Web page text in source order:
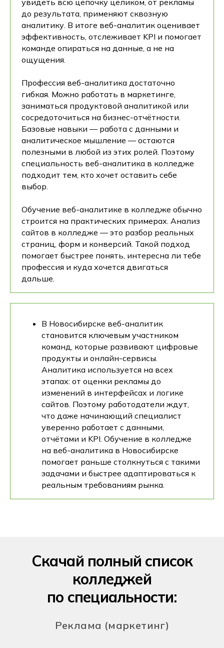
увидеть всю цепочку целиком, от рекламы
до результата, применяют сквозную
аналитику. В итоге веб-аналитик оценивает
эффективность, отслеживает KPI и помогает
команде опираться на данные, а не на
ощущения.
Профессия веб-аналитика достаточно
гибкая. Можно работать в маркетинге,
заниматься продуктовой аналитикой или
сосредоточиться на бизнес-отчётности.
Базовые навыки — работа с данными и
аналитическое мышление — остаются
полезными в любой из этих ролей. Поэтому
специальность веб-аналитика в колледже
подходит тем, кто хочет оставить себе
выбор.
Обучение веб-аналитике в колледже обычно
строится на практических примерах. Анализ
сайтов в колледже — это разбор реальных
страниц, форм и конверсий. Такой подход
помогает быстрее понять, интересна ли тебе
профессия и куда хочется двигаться
дальше.
В Новосибирске веб-аналитик
становится ключевым участником
команд, которые развивают цифровые
продукты и онлайн-сервисы.
Аналитика используется на всех
этапах: от оценки рекламы до
изменений в интерфейсах и логике
сайтов. Поэтому работодатели ждут,
что даже начинающий специалист
уверенно работает с данными,
отчётами и KPI. Обучение в колледже
на веб-аналитика в Новосибирске
помогает раньше столкнуться с такими
задачами и быстрее адаптироваться к
реальным требованиям рынка.
Скачай полный список
колледжей
по специальности:
Реклама (маркетинг)